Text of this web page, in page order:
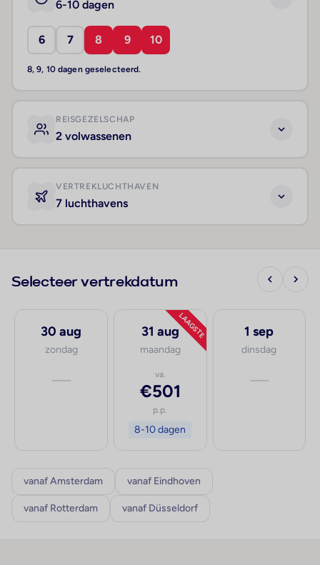
6-10 dagen
6 7 8 9 10
8, 9, 10 dagen geselecteerd.
REISGEZELSCHAP
2 volwassenen
VERTREKLUCHTHAVEN
7 luchthavens
Selecteer vertrekdatum
30 aug
zondag
—
LAAGSTE
31 aug
maandag
va.
€501
p.p.
8-10 dagen
1 sep
dinsdag
—
vanaf Amsterdam vanaf Eindhoven
vanaf Rotterdam vanaf Düsseldorf